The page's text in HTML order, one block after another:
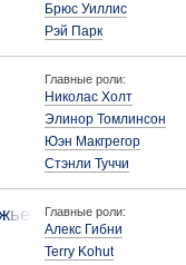
Брюс Уиллис
Рэй Парк
Главные роли:
Николас Холт
Элинор Томлинсон
Юэн Макгрегор
Стэнли Туччи
Главные роли:
Алекс Гибни
Terry Kohut